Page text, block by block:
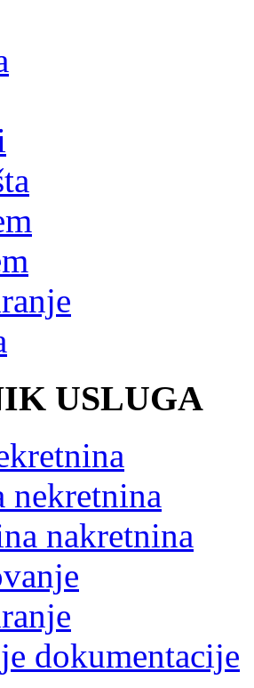
USLUGA
nekretnina
nakretnina
dokumentacije